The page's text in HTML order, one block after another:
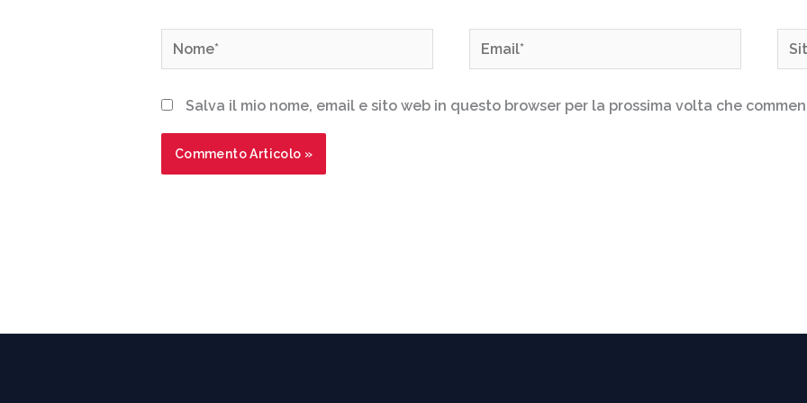
Nome* Email*
Sito
web
Salva il mio nome, email e sito web in questo browser per la prossima volta che